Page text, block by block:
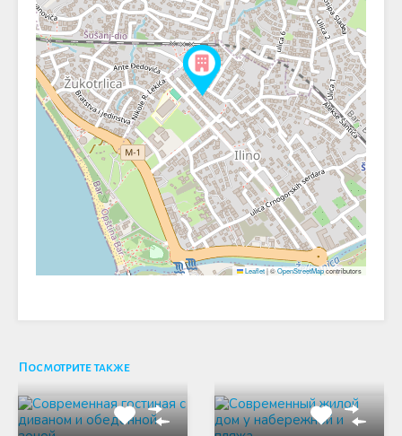
Leaflet|©OpenStreetMapcontributors
Посмотрите также